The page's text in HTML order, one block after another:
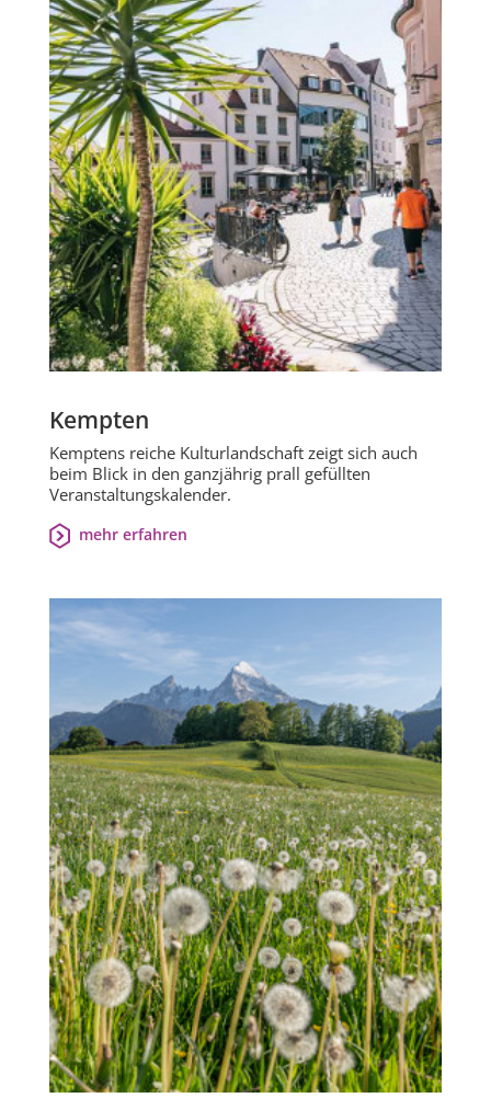
Kempten
Kemptens reiche Kulturlandschaft zeigt sich auch
beim Blick in den ganzjährig prall gefüllten
Veranstaltungskalender.
mehr erfahren